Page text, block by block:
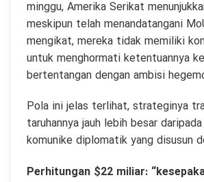
minggu, Amerika Serikat
meskipun telah menandatangani
mengikat, mereka tidak memiliki
untuk menghormati ketentuannya
bertentangan dengan ambisi
Pola ini jelas terlihat, strateginya
taruhannya jauh lebih besar
komunike diplomatik yang disusun
Perhitungan $22 miliar: